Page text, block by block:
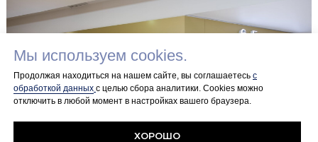
Мы используем cookies.
Продолжая находиться на нашем сайте, вы соглашаетесь с
обработкой данных с целью сбора аналитики. Сookies можно
отключить в любой момент в настройках вашего браузера.
ХОРОШО
22
DIAMOND@ZOLOTO37.COM
КОНФИДЕНЦИАЛЬНОСТИ